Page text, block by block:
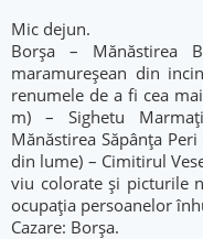
Mic dejun.
Borșa – Mănăstirea
maramureșean din
renumele de a fi cea
m) – Sighetu
Mănăstirea Săpânța
din lume) – Cimitirul
viu colorate și picturile
ocupația persoanelor
Cazare: Borșa.